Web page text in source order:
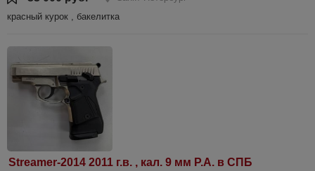
красный курок , бакелитка
Streamer-2014 2011 г.в. , кал. 9 мм Р.А. в СПБ